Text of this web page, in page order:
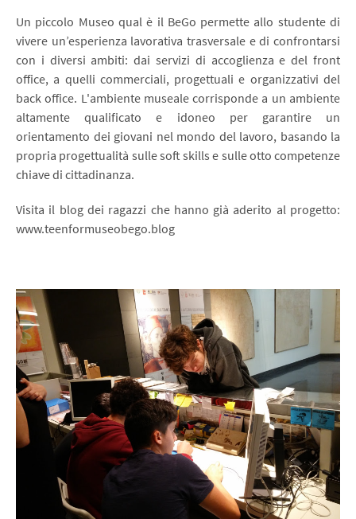
Un piccolo Museo qual è il BeGo permette allo studente di
vivere un’esperienza lavorativa trasversale e di confrontarsi
con i diversi ambiti: dai servizi di accoglienza e del front
office, a quelli commerciali, progettuali e organizzativi del
back office. L'ambiente museale corrisponde a un ambiente
altamente qualificato e idoneo per garantire un
orientamento dei giovani nel mondo del lavoro, basando la
propria progettualità sulle soft skills e sulle otto competenze
chiave di cittadinanza.
Visita il blog dei ragazzi che hanno già aderito al progetto:
www.teenformuseobego.blog